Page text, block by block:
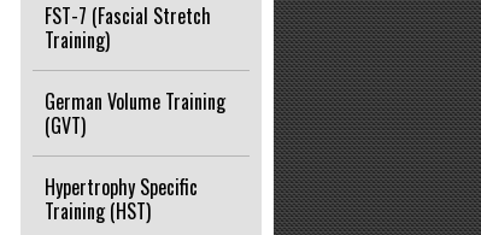
FST-7 (Fascial Stretch
Training)
German Volume Training
(GVT)
Hypertrophy Specific
Training (HST)